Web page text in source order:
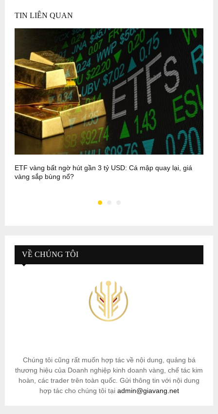
TIN LIÊN QUAN
ETF vàng bất ngờ hút gần 3 tỷ USD: Cá mập quay lại, giá
vàng sắp bùng nổ?
VỀ CHÚNG TÔI
Chúng tôi cũng rất muốn hợp tác về nội dung, quảng bá
thương hiệu của Doanh nghiệp kinh doanh vàng, chế tác kim
hoàn, các trader trên toàn quốc. Gửi thông tin với nội dung
hợp tác cho chúng tôi tại admin@giavang.net